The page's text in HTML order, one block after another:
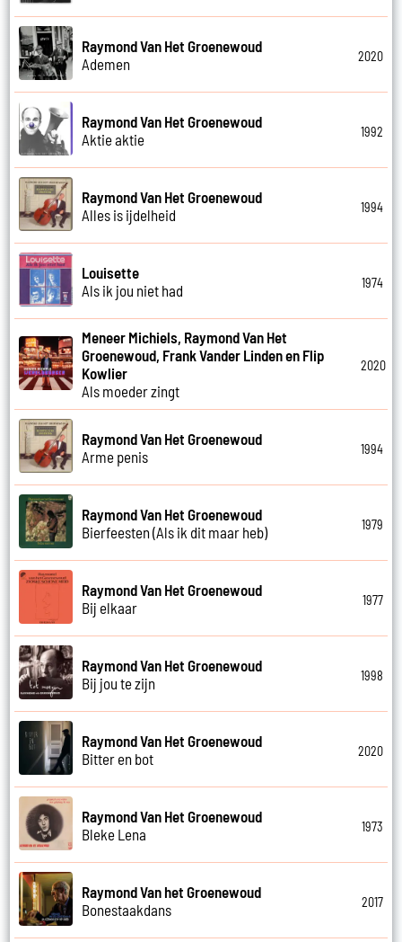
Raymond Van Het Groenewoud
Ademen
2020
Raymond Van Het Groenewoud
Aktie aktie
1992
Raymond Van Het Groenewoud
Alles is ijdelheid
1994
Louisette
Als ik jou niet had
1974
Meneer Michiels, Raymond Van Het
Groenewoud, Frank Vander Linden en Flip
Kowlier
Als moeder zingt
2020
Raymond Van Het Groenewoud
Arme penis
1994
Raymond Van Het Groenewoud
Bierfeesten (Als ik dit maar heb)
1979
Raymond Van Het Groenewoud
Bij elkaar
1977
Raymond Van Het Groenewoud
Bij jou te zijn
1998
Raymond Van Het Groenewoud
Bitter en bot
2020
Raymond Van Het Groenewoud
Bleke Lena
1973
Raymond Van het Groenewoud
Bonestaakdans
2017